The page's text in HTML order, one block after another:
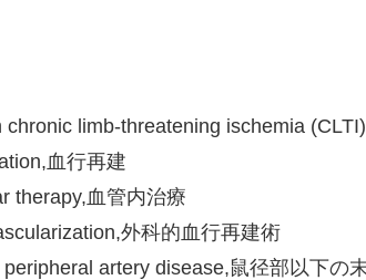
limb-threatening ischemia
血行再建
therapy,血管内治療
外科的血行再建術
artery disease,鼠径部以下の